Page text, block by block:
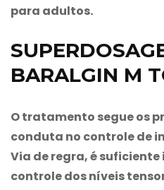
para adultos.
BARALGIN M
O tratamento segue os
conduta no controle de
Via de regra, é
controle dos níveis